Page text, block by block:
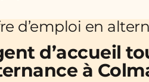
d’emploi en
d’accueil
à